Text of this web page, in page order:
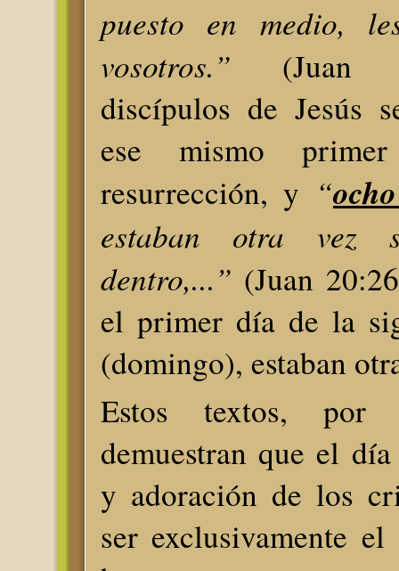
puesto en medio,
vosotros.” (Juan
discípulos de Jesús
ese mismo
resurrección, y “
estaban otra vez
dentro,...” (Juan
el primer día de la
(domingo), estaban
Estos textos,
demuestran que el
y adoración de los
ser exclusivamente